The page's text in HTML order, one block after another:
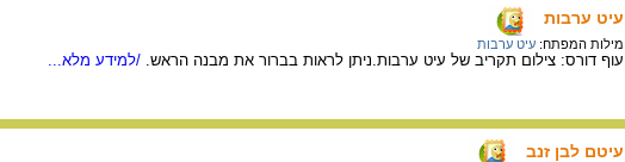
עיט ערבות
מילות המפתח: עיט ערבות
עוף דורס: צילום תקריב של עיט ערבות.ניתן לראות בברור את מבנה הראש. /למידע מלא...
עיטם לבן זנב